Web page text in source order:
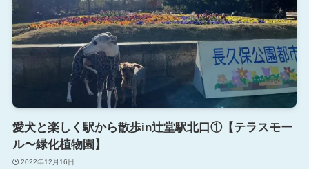
愛犬と楽しく駅から散歩in辻堂駅北口①【テラスモー
ル〜緑化植物園】
2022年12月16日